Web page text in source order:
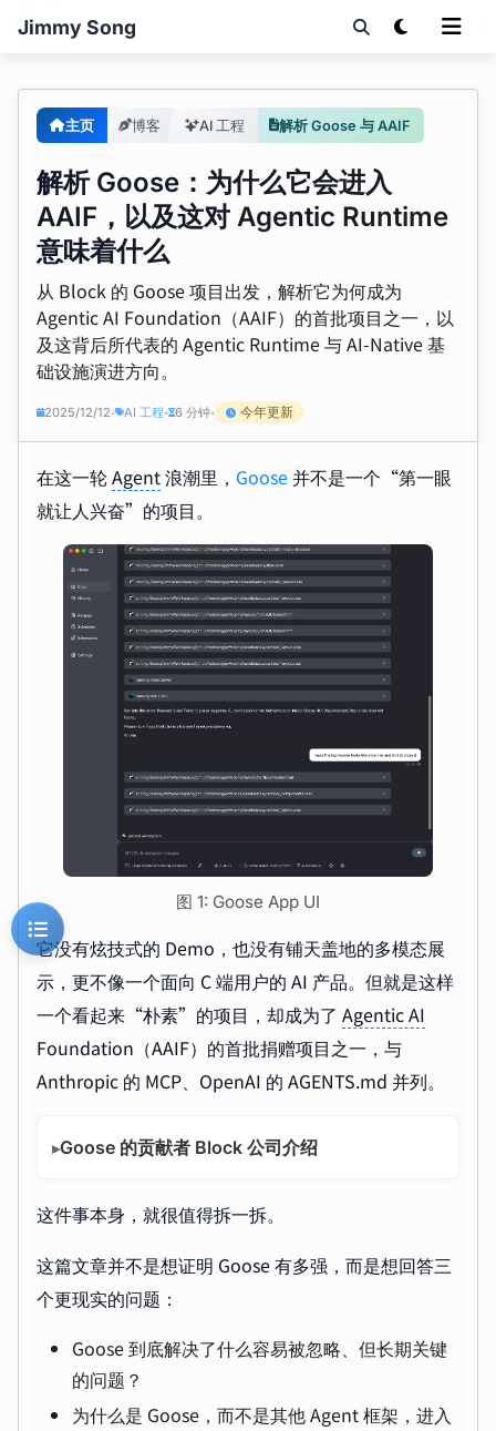
Jimmy Song
主页 博客 AI 工程 解析 Goose 与 AAIF
解析 Goose：为什么它会进入
AAIF，以及这对 Agentic Runtime
意味着什么
从 Block 的 Goose 项目出发，解析它为何成为
Agentic AI Foundation（AAIF）的首批项目之一，以
及这背后所代表的 Agentic Runtime 与 AI-Native 基
础设施演进方向。
2025/12/12 • AI 工程 • 6 分钟• 今年更新
在这一轮Agent浪潮里， Goose并不是一个“第一眼
就让人兴奋”的项目。
图 1: Goose App UI
它没有炫技式的 Demo，也没有铺天盖地的多模态展
示，更不像一个面向 C 端用户的 AI 产品。但就是这样
一个看起来“朴素”的项目，却成为了 Agentic AI
Foundation（AAIF）的首批捐赠项目之一，与
Anthropic 的 MCP、OpenAI 的 AGENTS.md 并列。
▸Goose 的贡献者 Block 公司介绍
这件事本身，就很值得拆一拆。
这篇文章并不是想证明 Goose 有多强，而是想回答三
个更现实的问题：
Goose 到底解决了什么容易被忽略、但长期关键
的问题？
为什么是 Goose，而不是其他 Agent 框架，进入